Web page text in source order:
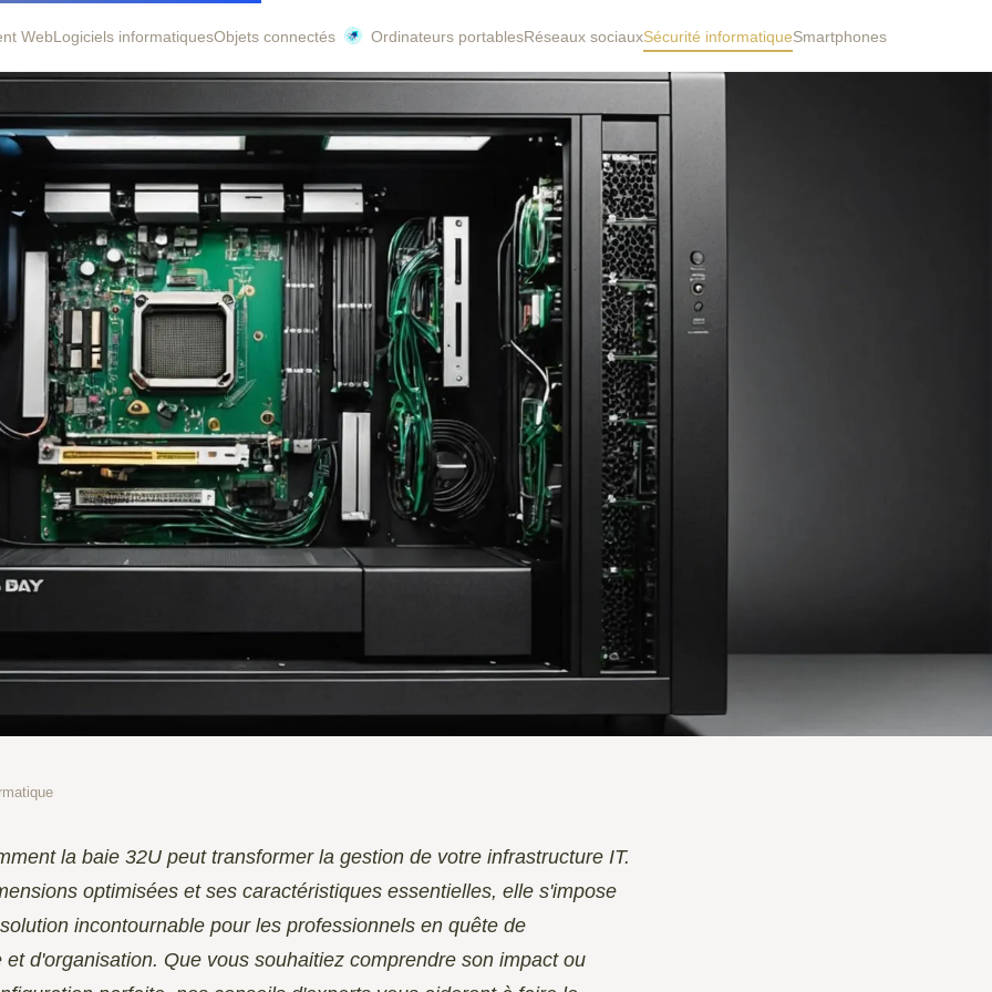
WebLogiciels informatiquesObjets connectés Ordinateurs portablesRéseaux sociauxSécurité informatiqueSmartphones
idéale pour votre
la baie 32U peut transformer la gestion de votre infrastructure IT.
optimisées et ses caractéristiques essentielles, elle s'impose
incontournable pour les professionnels en quête de
et d'organisation. Que vous souhaitiez comprendre son impact ou